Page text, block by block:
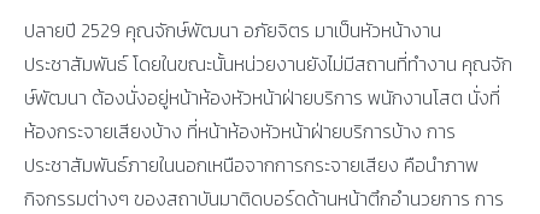
ปลายปี 2529 คุณจักษ์พัฒนา อภัยจิตร มาเป็นหัวหน้างาน
ประชาสัมพันธ์ โดยในขณะนั้นหน่วยงานยังไม่มีสถานที่ทำงาน คุณจัก
ษ์พัฒนา ต้องนั่งอยู่หน้าห้องหัวหน้าฝ่ายบริการ พนักงานโสต นั่งที่
ห้องกระจายเสียงบ้าง ที่หน้าห้องหัวหน้าฝ่ายบริการบ้าง การ
ประชาสัมพันธ์ภายในนอกเหนือจากการกระจายเสียง คือนำภาพ
กิจกรรมต่างๆ ของสถาบันมาติดบอร์ดด้านหน้าตึกอำนวยการ การ